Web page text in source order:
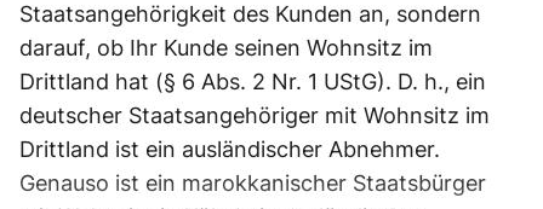
Staatsangehörigkeit des Kunden an, sondern
darauf, ob Ihr Kunde seinen Wohnsitz im
Drittland hat (§ 6 Abs. 2 Nr. 1 UStG). D. h., ein
deutscher Staatsangehöriger mit Wohnsitz im
Drittland ist ein ausländischer Abnehmer.
Genauso ist ein marokkanischer Staatsbürger